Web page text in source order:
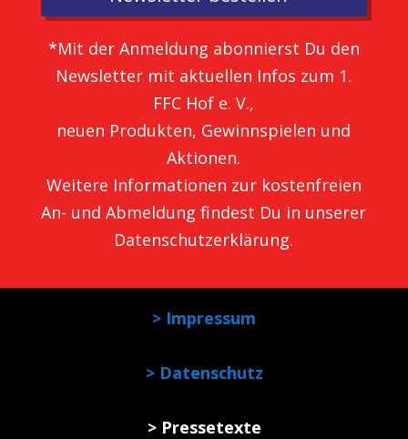
*Mit der Anmeldung abonnierst Du den
Newsletter mit aktuellen Infos zum 1.
FFC Hof e. V.,
neuen Produkten, Gewinnspielen und
Aktionen.
Weitere Informationen zur kostenfreien
An- und Abmeldung findest Du in unserer
Datenschutzerklärung.
> Impressum
> Datenschutz
> Pressetexte